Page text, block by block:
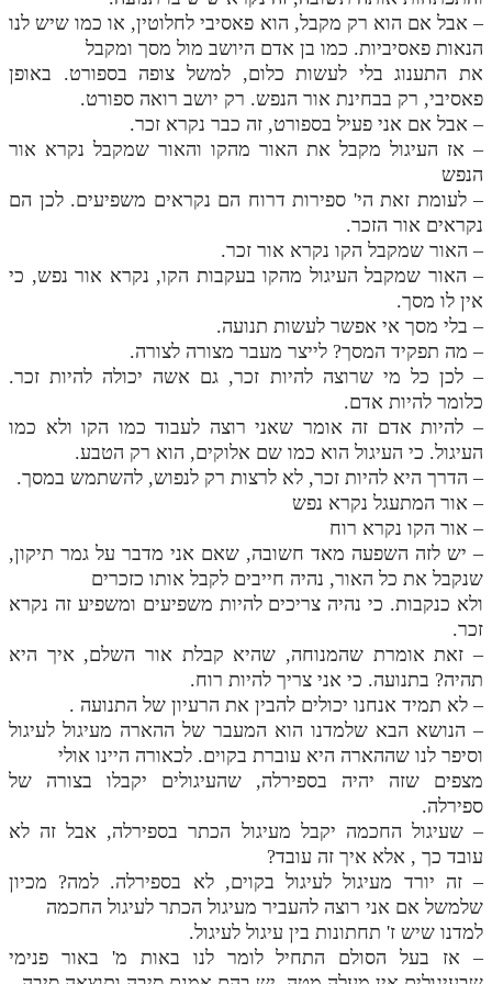
– אבל אם הוא רק מקבל, הוא פאסיבי לחלוטין, או כמו שיש לנו
הנאות פאסיביות. כמו בן אדם היושב מול מסך ומקבל
את התענוג בלי לעשות כלום, למשל צופה בספורט. באופן
פאסיבי, רק בבחינת אור הנפש. רק יושב רואה ספורט.
– אבל אם אני פעיל בספורט, זה כבר נקרא זכר.
– אז העיגול מקבל את האור מהקו והאור שמקבל נקרא אור
הנפש
– לעומת זאת הי' ספירות דרוח הם נקראים משפיעים. לכן הם
נקראים אור הזכר.
– האור שמקבל הקו נקרא אור זכר.
– האור שמקבל העיגול מהקו בעקבות הקו, נקרא אור נפש, כי
אין לו מסך.
– בלי מסך אי אפשר לעשות תנועה.
– מה תפקיד המסך? לייצר מעבר מצורה לצורה.
– לכן כל מי שרוצה להיות זכר, גם אשה יכולה להיות זכר.
כלומר להיות אדם.
– להיות אדם זה אומר שאני רוצה לעבוד כמו הקו ולא כמו
העיגול. כי העיגול הוא כמו שם אלוקים, הוא רק הטבע.
– הדרך היא להיות זכר, לא לרצות רק לנפוש, להשתמש במסך.
– אור המתעגל נקרא נפש
– אור הקו נקרא רוח
– יש לזה השפעה מאד חשובה, שאם אני מדבר על גמר תיקון,
שנקבל את כל האור, נהיה חייבים לקבל אותו כזכרים
ולא כנקבות. כי נהיה צריכים להיות משפיעים ומשפיע זה נקרא
זכר.
– זאת אומרת שהמנוחה, שהיא קבלת אור השלם, איך היא
תהיה? בתנועה. כי אני צריך להיות רוח.
– לא תמיד אנחנו יכולים להבין את הרעיון של התנועה .
– הנושא הבא שלמדנו הוא המעבר של ההארה מעיגול לעיגול
וסיפר לנו שההארה היא עוברת בקוים. לכאורה היינו אולי
מצפים שזה יהיה בספירלה, שהעיגולים יקבלו בצורה של
ספירלה.
– שעיגול החכמה יקבל מעיגול הכתר בספירלה, אבל זה לא
עובד כך , אלא איך זה עובד?
– זה יורד מעיגול לעיגול בקוים, לא בספירלה. למה? מכיון
שלמשל אם אני רוצה להעביר מעיגול הכתר לעיגול החכמה
למדנו שיש ז' תחתונות בין עיגול לעיגול.
– אז בעל הסולם התחיל לומר לנו באות מ' באור פנימי